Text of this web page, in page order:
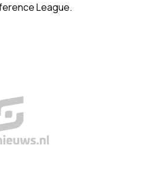
League.